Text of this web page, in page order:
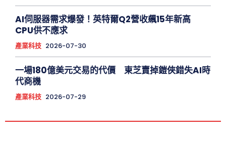
AI伺服器需求爆發！英特爾Q2營收飆15年新高
CPU供不應求
產業科技 2026-07-30
一場180億美元交易的代價 東芝賣掉鎧俠錯失AI時
代商機
產業科技 2026-07-29